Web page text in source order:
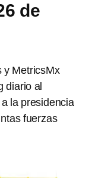
de
y MetricsMx
diario al
la presidencia
fuerzas